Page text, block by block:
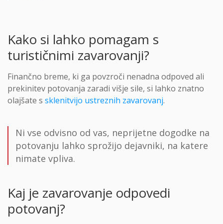
Kako si lahko pomagam s
turističnimi zavarovanji?
Finančno breme, ki ga povzroči nenadna odpoved ali
prekinitev potovanja zaradi višje sile, si lahko znatno
olajšate s sklenitvijo ustreznih zavarovanj.
Ni vse odvisno od vas, neprijetne dogodke na
potovanju lahko sprožijo dejavniki, na katere
nimate vpliva.
Kaj je zavarovanje odpovedi
potovanj?